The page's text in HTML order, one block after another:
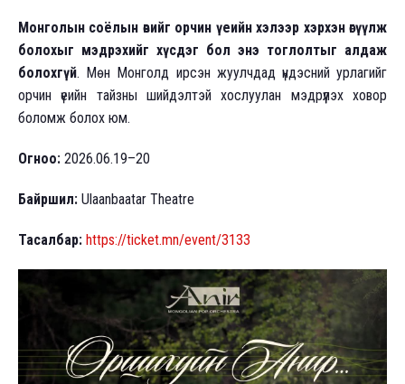
Монголын соёлын өвийг орчин үеийн хэлээр хэрхэн өгүүлж
болохыг мэдрэхийг хүсдэг бол энэ тоглолтыг алдаж
болохгүй. Мөн Монголд ирсэн жуулчдад үндэсний урлагийг
орчин үеийн тайзны шийдэлтэй хослуулан мэдрүүлэх ховор
боломж болох юм.
Огноо: 2026.06.19–20
Байршил: Ulaanbaatar Theatre
Тасалбар: https://ticket.mn/event/3133